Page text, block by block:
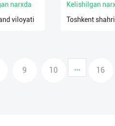
narxda
viloyati
Kelishilgan
Toshkent shahri
9 10 ... 16